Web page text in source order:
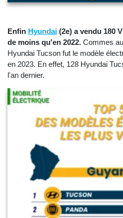
Enfin Hyundai (2e) a vendu 180
de moins qu'en 2022. Commes
Hyundai Tucson fut le modèle
en 2023. En effet, 128 Hyundai
l'an dernier.